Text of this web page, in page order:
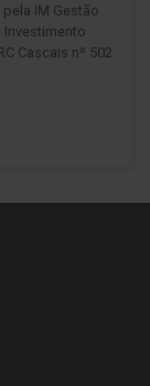
IM Gestão
Cascais nº 502